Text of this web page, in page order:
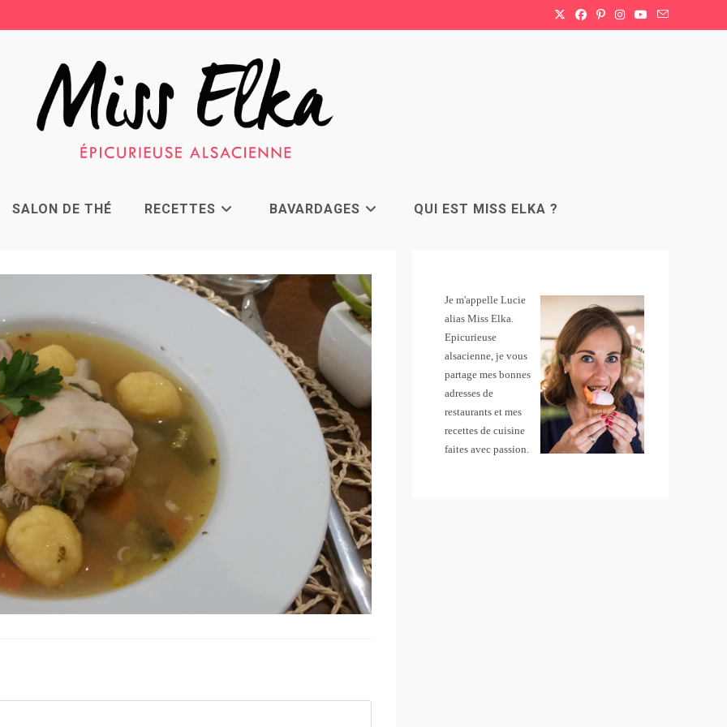
SALON DE THÉ RECETTES BAVARDAGES QUI EST MISS ELKA ?
Je m'appelle Lucie
alias Miss Elka.
Epicurieuse
alsacienne, je vous
partage mes bonnes
adresses de
restaurants et mes
recettes de cuisine
faites avec passion.